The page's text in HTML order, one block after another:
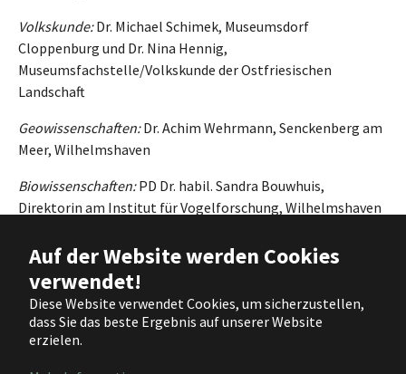
Auf der Website werden Cookies
verwendet!
Diese Website verwendet Cookies, um sicherzustellen,
dass Sie das beste Ergebnis auf unserer Website
erzielen.
Volkskunde:Dr. Michael Schimek, Museumsdorf
Cloppenburg und Dr. Nina Hennig,
Museumsfachstelle/Volkskunde der Ostfriesischen
Landschaft
Geowissenschaften:Dr. Achim Wehrmann, Senckenberg am
Meer, Wilhelmshaven
Biowissenschaften:PD Dr. habil. Sandra Bouwhuis,
Direktorin am Institut für Vogelforschung, Wilhelmshaven
Wasserwirtschaft:
Klaas-Heinrich Peters, Ltd. Baudirektor i.
R., Brake
Museen, Ausstellungen:Prof. Dr. Antje Sander, Direktorin
am Schlossmuseum Jever